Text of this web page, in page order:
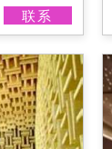
联系